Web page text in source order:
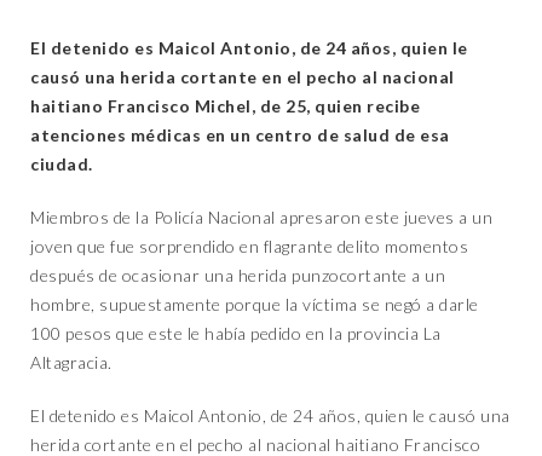
El detenido es Maicol Antonio, de 24 años, quien le
causó una herida cortante en el pecho al nacional
haitiano Francisco Michel, de 25, quien recibe
atenciones médicas en un centro de salud de esa
ciudad.
Miembros de la Policía Nacional apresaron este jueves a un
joven que fue sorprendido en flagrante delito momentos
después de ocasionar una herida punzocortante a un
hombre, supuestamente porque la víctima se negó a darle
100 pesos que este le había pedido en la provincia La
Altagracia.
El detenido es Maicol Antonio, de 24 años, quien le causó una
herida cortante en el pecho al nacional haitiano Francisco